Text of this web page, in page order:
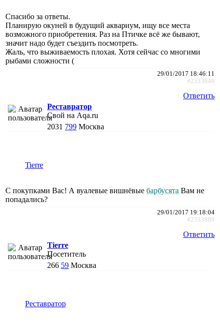
Спасибо за ответы.
Планирую окуней в будущий аквариум, ищу все места
возможного приобретения. Раз на Птичке всё же бывают,
значит надо будет съездить посмотреть.
Жаль, что выживаемость плохая. Хотя сейчас со многими
рыбами сложности (
29/01/2017 18:46:11
#2333849
Ответить
Реставратор
Свой на Aqa.ru
2031 799 Москва
Tierre
С покупками Вас! А вуалевые вишнёвые барбусята Вам не
попадались?
29/01/2017 19:18:04
#2333889
Ответить
Tierre
Посетитель
266 59 Москва
Реставратор